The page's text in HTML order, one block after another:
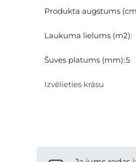
Izvēlieties krāsu